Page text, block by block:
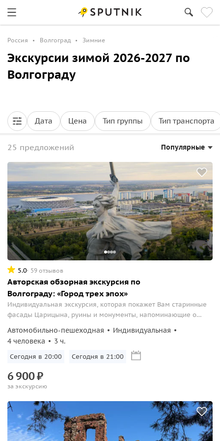
Россия Волгоград Зимние
Экскурсии зимой 2026-2027 по
Волгограду
Дата Цена Тип группы Тип транспорта
25 предложений Популярные
5.0 59 отзывов
Авторская обзорная экскурсия по
Волгограду: «Город трех эпох»
Индивидуальная экскурсия, которая покажет Вам старинные
фасады Царицына, руины и монументы, напоминающие о
активно развивающийся с каждым годом.
Автомобильно-пешеходная
Индивидуальная
4 человека
3 ч.
Сегодня в 20:00 Сегодня в 21:00
6900₽
за экскурсию